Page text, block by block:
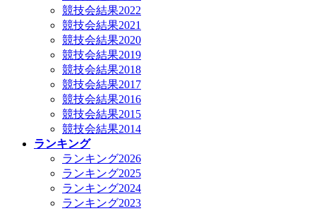
競技会結果2022
競技会結果2021
競技会結果2020
競技会結果2019
競技会結果2018
競技会結果2017
競技会結果2016
競技会結果2015
競技会結果2014
ランキング
ランキング2026
ランキング2025
ランキング2024
ランキング2023